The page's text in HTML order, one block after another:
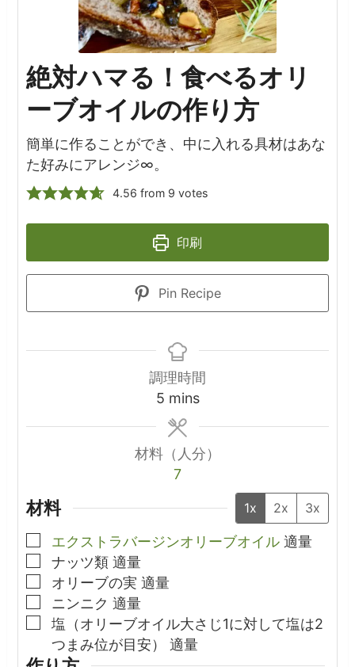
絶対ハマる！食べるオリ
ーブオイルの作り方
簡単に作ることができ、中に入れる具材はあな
た好みにアレンジ∞。
4.56 from 9 votes
印刷
Pin Recipe
調理時間
5minutes
mins
材料（人分）
7
材料 1x 2x 3x
▢
エクストラバージンオリーブオイル 適量
▢
ナッツ類 適量
▢
オリーブの実 適量
▢
ニンニク 適量
▢
塩（オリーブオイル大さじ1に対して塩は2
つまみ位が目安）
適量